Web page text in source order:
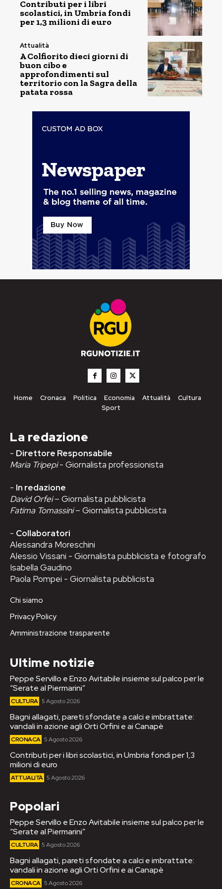
Contributi per i libri
scolastici, in Umbria fondi
per 1,3 milioni di euro
Attualità
A Colfiorito dieci giorni di
buon cibo e
approfondimenti sul
territorio con la Sagra della
patata rossa
Home Cronaca Politica Economia Attualità
Cultura
Sport
La redazione
- Direttore Responsabile
Maria Tripepi- Giornalista professionista
- In redazione
David Orfei– Giornalista pubblicista
Fatima Tomassini– Giornalista pubblicista
- Collaboratori
Alessandra Moreschini
Alessio Vissani - Giornalista pubblicista e fotografo
Isabella Gaudino
Paola Pompei - Giornalista pubblicista
Chi siamo
Privacy Policy
Amministrazione trasparente
Ultime notizie
Peppe Servillo e Enzo Avitabile insieme sul palco per le
“Serate al Piermarini”
CULTURA 5 Agosto 2026
Bagni allagati, pareti sfondate a calci e imbrattate:
vandali in azione agli Orti Orfini e ai Canapè
CRONACA 5 Agosto 2026
Contributi per i libri scolastici, in Umbria fondi per 1,3
milioni di euro
ATTUALITÀ 5 Agosto 2026
Popolari
Peppe Servillo e Enzo Avitabile insieme sul palco per le
“Serate al Piermarini”
CULTURA 5 Agosto 2026
Bagni allagati, pareti sfondate a calci e imbrattate:
vandali in azione agli Orti Orfini e ai Canapè
CRONACA 5 Agosto 2026